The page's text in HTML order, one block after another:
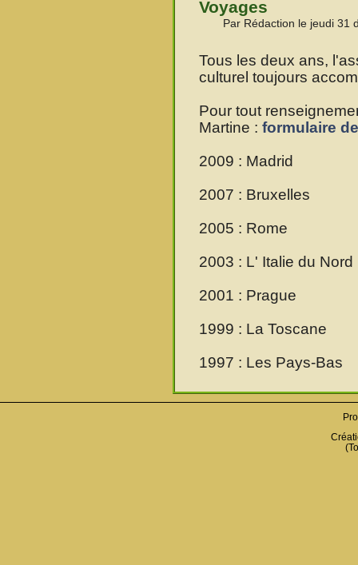
Voyages
Par Rédaction le jeudi 31
Tous les deux ans,
culturel toujours
Pour tout
Martine : formulaire
2009 : Madrid
2007 : Bruxelles
2005 : Rome
2003 : L' Italie du Nord
2001 : Prague
1999 : La Toscane
1997 : Les Pays-Bas